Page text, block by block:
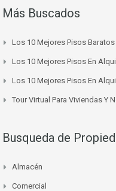
Más Buscados
Los 10 Mejores Pisos Baratos
Los 10 Mejores Pisos En
Los 10 Mejores Pisos En
Tour Virtual Para Viviendas Y
Busqueda de
Almacén
Comercial